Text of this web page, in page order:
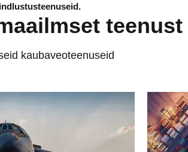
teenust
kaubaveoteenuseid